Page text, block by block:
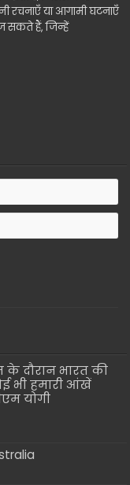
रचनाएँ या आगामी घटनाएँ
सकते हैं, जिन्हें
के दौरान भारत की
भी हमारी आंखें
योगी